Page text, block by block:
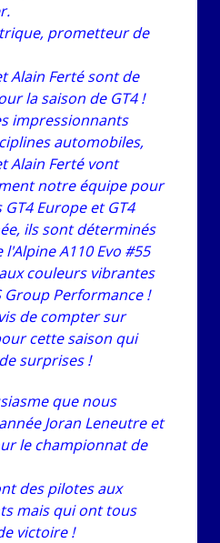
prometteur de
Alain Ferté sont de
la saison de GT4 !
impressionnants
automobiles,
Alain Ferté vont
notre équipe pour
Europe et GT4
ils sont déterminés
A110 Evo #55
couleurs vibrantes
Group Performance !
de compter sur
cette saison qui
surprises !
que nous
Joran Leneutre et
le championnat de
des pilotes aux
mais qui ont tous
victoire !